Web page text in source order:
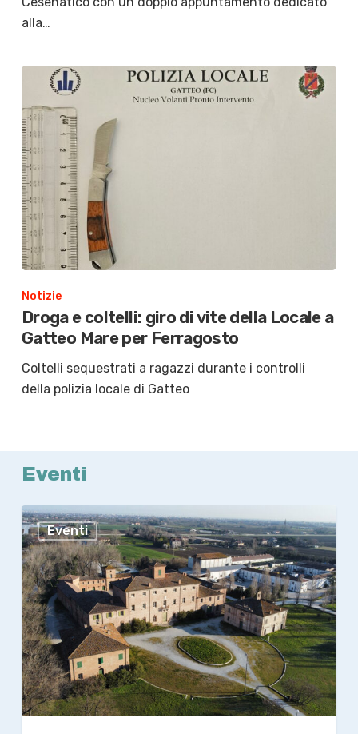
alla…
Notizie
Droga e coltelli: giro di vite della Locale a
Gatteo Mare per Ferragosto
Coltelli sequestrati a ragazzi durante i controlli
della polizia locale di Gatteo
Eventi
Eventi
Processo
alla
Repubblica
Italiana:
ha
mantenuto
le
sue
promesse?